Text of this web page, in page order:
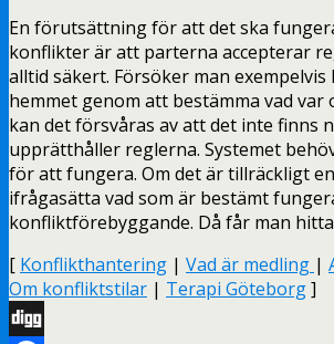
En förutsättning för att det ska
konflikter är att parterna accepterar
alltid säkert. Försöker man
hemmet genom att bestämma vad var
kan det försvåras av att det inte finns
upprätthåller reglerna. Systemet
för att fungera. Om det är tillräckligt
ifrågasätta vad som är bestämt
konfliktförebyggande. Då får man
[ Konflikthantering | Vad är medling |
Om konfliktstilar | Terapi Göteborg]